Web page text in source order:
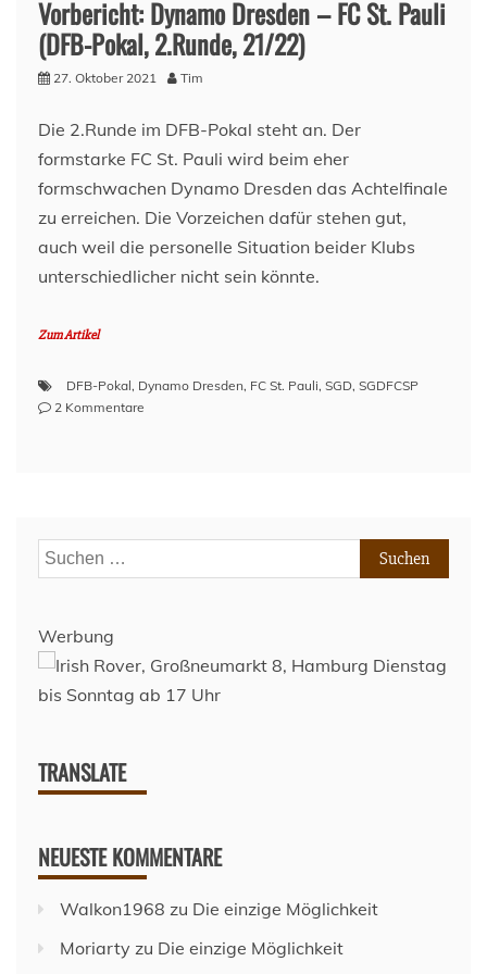
FC
St.
Pauli
2:3
3.Runde,
scheißegal
Vorbericht: Dynamo Dresden – FC St. Pauli
(DFB-Pokal, 2.Runde, 21/22)
27. Oktober 2021 Tim
Die 2.Runde im DFB-Pokal steht an. Der
formstarke FC St. Pauli wird beim eher
formschwachen Dynamo Dresden das Achtelfinale
zu erreichen. Die Vorzeichen dafür stehen gut,
auch weil die personelle Situation beider Klubs
unterschiedlicher nicht sein könnte.
Zum Artikel
DFB-Pokal, Dynamo Dresden, FC St. Pauli, SGD, SGDFCSP
2 Kommentare
St.
(DFB-
Suchen
nach:
Werbung
TRANSLATE
NEUESTE KOMMENTARE
Walkon1968 zu Die einzige Möglichkeit
Moriarty zu Die einzige Möglichkeit